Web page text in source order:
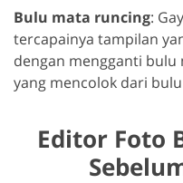
Bulu mata runcing:
tercapainya tampilan
dengan mengganti
yang mencolok dari
Editor Foto